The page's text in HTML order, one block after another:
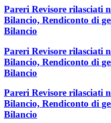
Pareri Revisore rilasciati
Bilancio, Rendiconto di
Bilancio
Pareri Revisore rilasciati
Bilancio, Rendiconto di
Bilancio
Pareri Revisore rilasciati
Bilancio, Rendiconto di
Bilancio